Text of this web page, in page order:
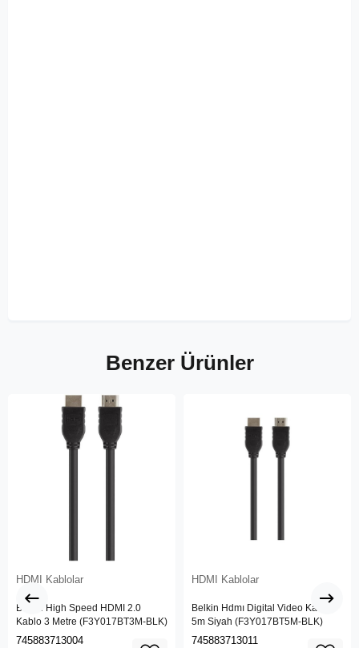
Benzer Ürünler
HDMI Kablolar
Belkin High Speed HDMI 2.0
Kablo 3 Metre (F3Y017BT3M-BLK)
745883713004
HDMI Kablolar
Belkin Hdmı Digital Video Kablo
5m Siyah (F3Y017BT5M-BLK)
745883713011